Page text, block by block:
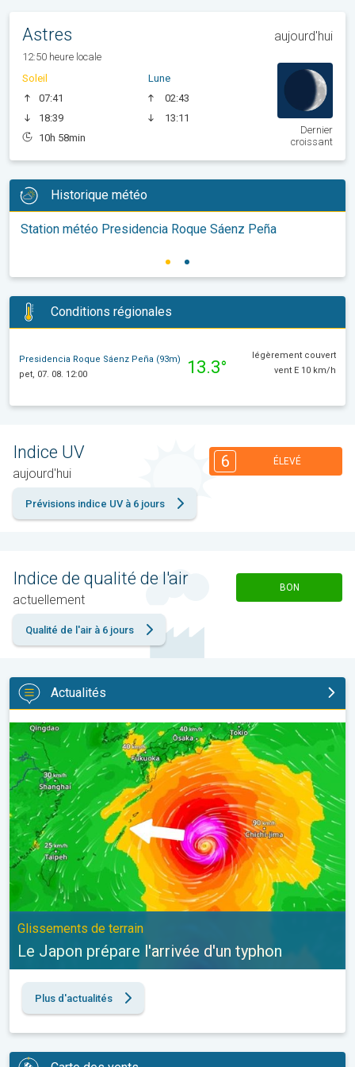
Astres aujourd'hui
12:50 heure locale
Soleil
07:41
18:39
10h 58min
Lune
02:43
13:11
Dernier
croissant
Historique météo
Station météo Presidencia Roque Sáenz Peña
Conditions régionales
Presidencia Roque Sáenz Peña (93m)
pet, 07. 08. 12:00
13.3°
légèrement couvert
vent E 10 km/h
Indice UV
aujourd'hui
6 ÉLEVÉ
Prévisions indice UV à 6 jours
Indice de qualité de l'air
actuellement
BON
Qualité de l'air à 6 jours
Actualités
Le Japon prépare l'arrivée d'un typhon. Glissements de terrain.
Glissements de terrain
Le Japon prépare l'arrivée d'un typhon
Plus d'actualités